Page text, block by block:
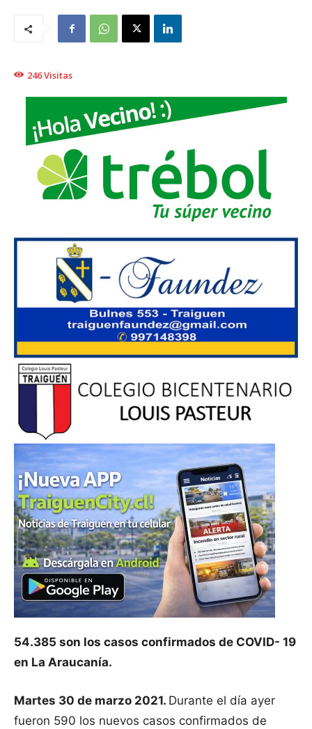
246Visitas
54.385 son los casos confirmados de COVID- 19
en La Araucanía.
Martes 30 de marzo 2021. Durante el día ayer
fueron 590 los nuevos casos confirmados de